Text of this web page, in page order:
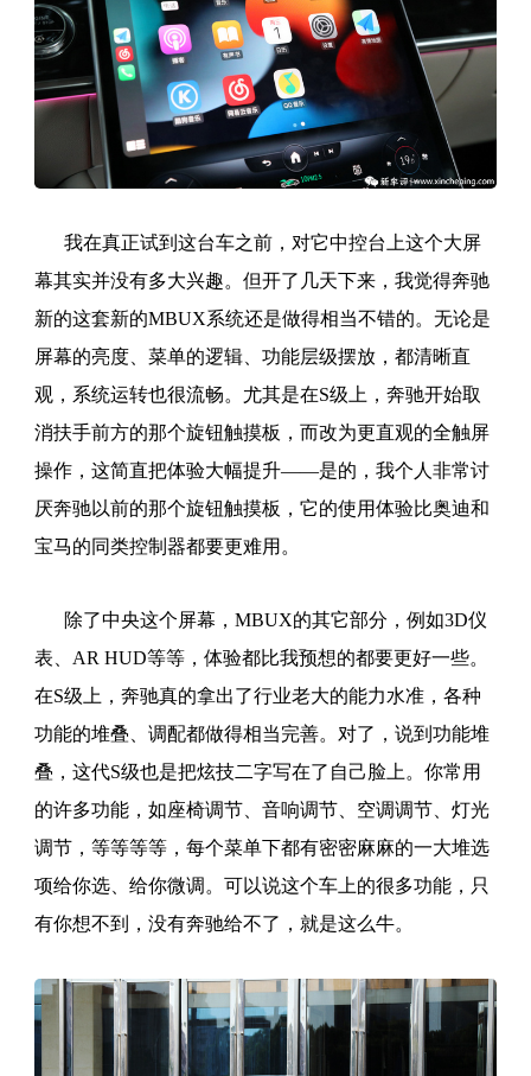
我在真正试到这台车之前，对它中控台上这个大屏
幕其实并没有多大兴趣。但开了几天下来，我觉得奔驰
新的这套新的MBUX系统还是做得相当不错的。无论是
屏幕的亮度、菜单的逻辑、功能层级摆放，都清晰直
观，系统运转也很流畅。尤其是在S级上，奔驰开始取
消扶手前方的那个旋钮触摸板，而改为更直观的全触屏
操作，这简直把体验大幅提升——是的，我个人非常讨
厌奔驰以前的那个旋钮触摸板，它的使用体验比奥迪和
宝马的同类控制器都要更难用。
除了中央这个屏幕，MBUX的其它部分，例如3D仪
表、AR HUD等等，体验都比我预想的都要更好一些。
在S级上，奔驰真的拿出了行业老大的能力水准，各种
功能的堆叠、调配都做得相当完善。对了，说到功能堆
叠，这代S级也是把炫技二字写在了自己脸上。你常用
的许多功能，如座椅调节、音响调节、空调调节、灯光
调节，等等等等，每个菜单下都有密密麻麻的一大堆选
项给你选、给你微调。可以说这个车上的很多功能，只
有你想不到，没有奔驰给不了，就是这么牛。